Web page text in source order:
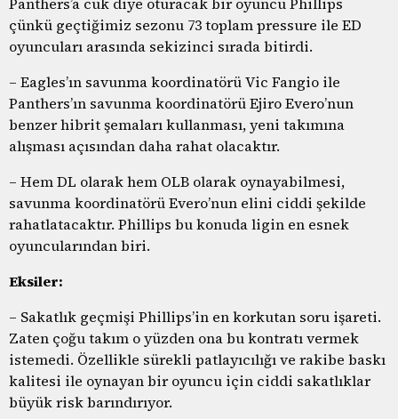
çünkü geçtiğimiz sezonu 73 toplam pressure ile ED
oyuncuları arasında sekizinci sırada bitirdi.
– Eagles’ın savunma koordinatörü Vic Fangio ile
Panthers’ın savunma koordinatörü Ejiro Evero’nun
benzer hibrit şemaları kullanması, yeni takımına
alışması açısından daha rahat olacaktır.
– Hem DL olarak hem OLB olarak oynayabilmesi,
savunma koordinatörü Evero’nun elini ciddi şekilde
rahatlatacaktır. Phillips bu konuda ligin en esnek
oyuncularından biri.
Eksiler:
– Sakatlık geçmişi Phillips’in en korkutan soru işareti.
Zaten çoğu takım o yüzden ona bu kontratı vermek
istemedi. Özellikle sürekli patlayıcılığı ve rakibe baskı
kalitesi ile oynayan bir oyuncu için ciddi sakatlıklar
büyük risk barındırıyor.